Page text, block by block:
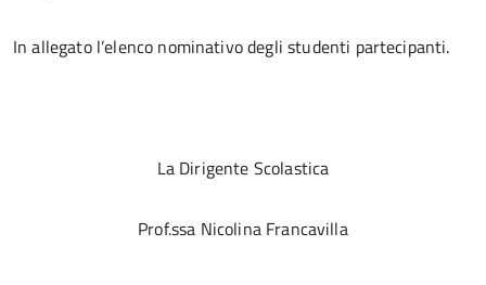
In allegato l’elenco nominativo degli studenti partecipanti.
La Dirigente Scolastica
Prof.ssa Nicolina Francavilla